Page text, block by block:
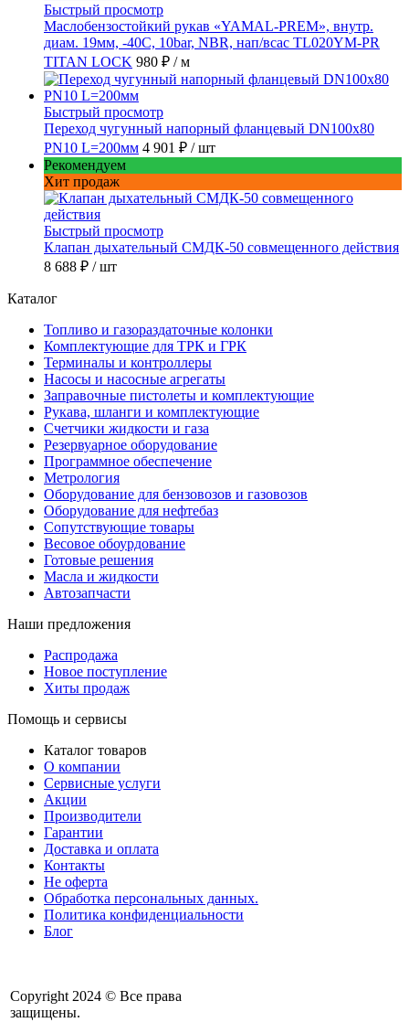
Быстрый просмотр
Маслобензостойкий рукав «YAMAL-PREM», внутр.
диам. 19мм, -40C, 10bar, NBR, нап/всас TL020YM-PR
TITAN LOCK 980 ₽ / м
Быстрый просмотр
Переход чугунный напорный фланцевый DN100х80
PN10 L=200мм 4 901 ₽ / шт
Рекомендуем
Хит продаж
Быстрый просмотр
Клапан дыхательный СМДК-50 совмещенного действия
8 688 ₽ / шт
Каталог
Топливо и газораздаточные колонки
Комплектующие для ТРК и ГРК
Терминалы и контроллеры
Насосы и насосные агрегаты
Заправочные пистолеты и комплектующие
Рукава, шланги и комплектующие
Счетчики жидкости и газа
Резервуарное оборудование
Программное обеспечение
Метрология
Оборудование для бензовозов и газовозов
Оборудование для нефтебаз
Сопутствующие товары
Весовое обоурдование
Готовые решения
Масла и жидкости
Автозапчасти
Наши предложения
Распродажа
Новое поступление
Хиты продаж
Помощь и сервисы
Каталог товаров
О компании
Сервисные услуги
Акции
Производители
Гарантии
Доставка и оплата
Контакты
Не оферта
Обработка персональных данных.
Политика конфиденциальности
Блог
Copyright 2024 © Все права
защищены.